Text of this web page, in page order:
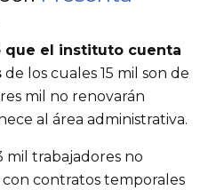
que el instituto cuenta
de los cuales 15 mil son de
mil no renovarán
al área administrativa.
mil trabajadores no
contratos temporales